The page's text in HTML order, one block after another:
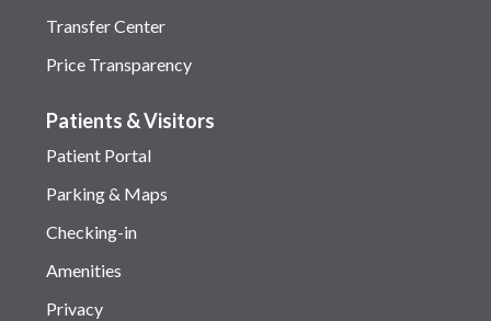
Transfer Center
Price Transparency
Patients & Visitors
Patient Portal
Parking & Maps
Checking-in
Amenities
Privacy